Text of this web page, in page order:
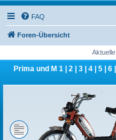
FAQ
Foren-Übersicht
Prima und M 1 | 2 | 3 | 4 | 5 |